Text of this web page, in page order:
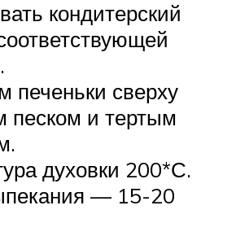
кондитерский
печеньки сверху
песком и тертым
духовки 200*С.
— 15-20